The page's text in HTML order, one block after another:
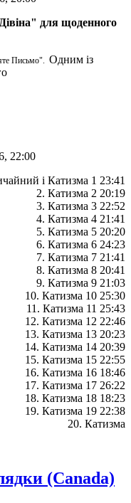
для щоденного
Письмо". Одним із
22:00
і Катизма 1 23:41
2. Катизма 2 20:19
3. Катизма 3 22:52
4. Катизма 4 21:41
5. Катизма 5 20:20
6. Катизма 6 24:23
7. Катизма 7 21:41
8. Катизма 8 20:41
9. Катизма 9 21:03
10. Катизма 10 25:30
11. Катизма 11 25:43
12. Катизма 12 22:46
13. Катизма 13 20:23
14. Катизма 14 20:39
15. Катизма 15 22:55
16. Катизма 16 18:46
17. Катизма 17 26:22
18. Катизма 18 18:23
19. Катизма 19 22:38
20. Катизма
(Canada)